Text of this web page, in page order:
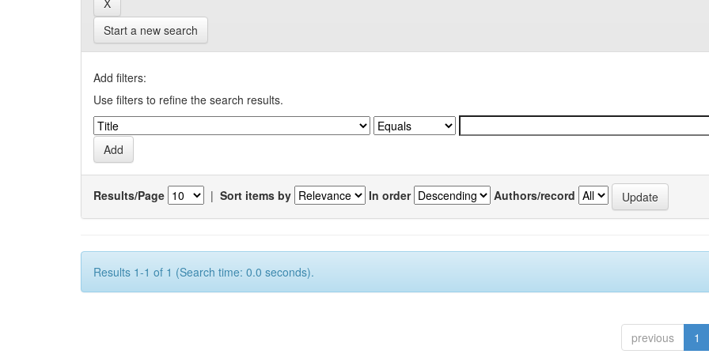
Start a new search
Add filters:
Use filters to refine the search results.
Results/Page | Sort items by In order Authors/record
Results 1-1 of 1 (Search time: 0.0 seconds).
previous 1